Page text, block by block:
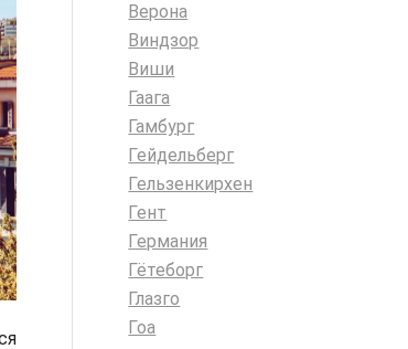
Верона
Виндзор
Виши
Гаага
Гамбург
Гейдельберг
Гельзенкирхен
Гент
Германия
Гётеборг
Глазго
Гоа